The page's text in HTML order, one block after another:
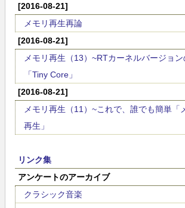
[2016-08-21]
メモリ再生再論
[2016-08-21]
メモリ再生（13）~RTカーネルバージョン
「Tiny Core」
[2016-08-21]
メモリ再生（11）~これで、誰でも簡単「
再生」
リンク集
アンケートのアーカイブ
クラシック音楽